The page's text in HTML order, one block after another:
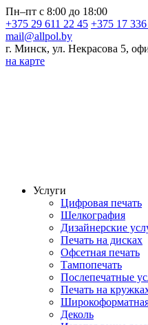
Пн–пт с 8:00 до 18:00
+375 29 611 22 45 +375 17
mail@allpol.by
г. Минск, ул. Некрасова 5,
на карте
Услуги
Цифровая печать
Шелкография
Дизайнерские
Печать на дисках
Офсетная печать
Тампопечать
Послепечатные
Печать на
Деколь